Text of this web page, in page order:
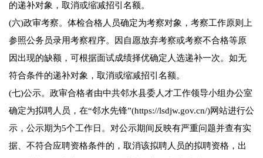
的递补对象，取消或缩减招引名额。
(六)政审考察。体检合格人员确定为考察对象，考察工作原则上
参照公务员录用考察程序。因自愿放弃考察或考察不合格等原
因出现的缺额，可根据面试成绩择优确定人选递补一次。如无
符合条件的递补对象，取消或缩减招引名额。
(七)公示。政审合格者由中共邻水县委人才工作领导小组办公室
确定为拟聘人员，在“邻水先锋”(https://lsdjw.gov.cn/)网站进行公
示，公示期为5个工作日。对公示期间反映有严重问题并查有实
据、不符合应聘资格条件的，取消该拟聘人员的拟聘资格，出